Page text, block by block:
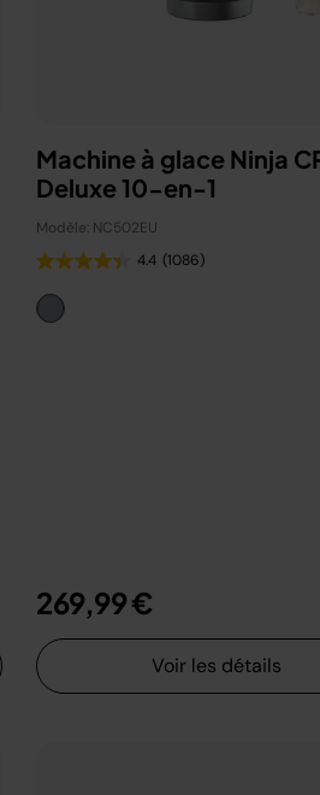
Machine à glace Ninja
Deluxe 10-en-1
Modèle: NC502EU
4.4 (1086)
269,99 €
Voir les détails